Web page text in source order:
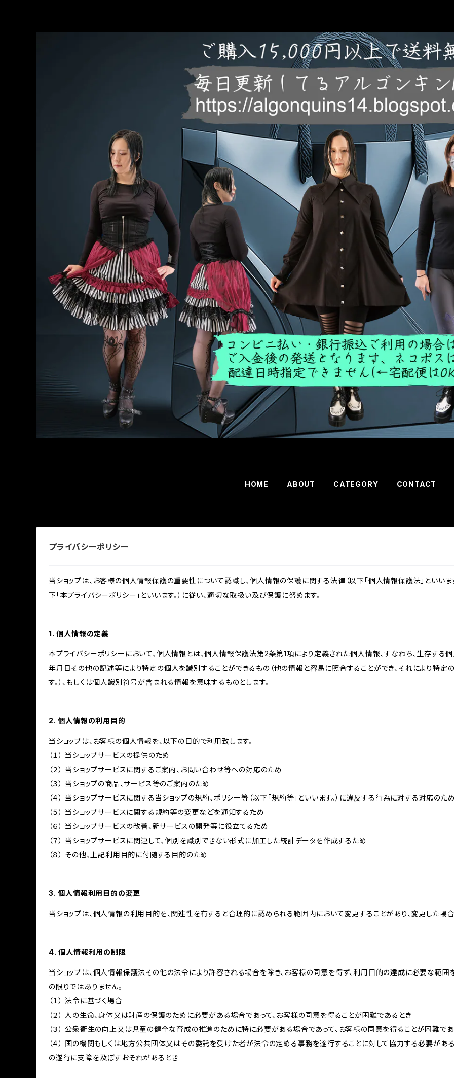
HOME ABOUT CATEGORY CONTACT
プライバシーポリシー
当ショップは、お客様の個人情報保護の重要性について認識し、個人情報の保護に関する法律（以下「個人情報保護法」といいま
下「本プライバシーポリシー」といいます。）に従い、適切な取扱い及び保護に努めます。
1. 個人情報の定義
本プライバシーポリシーにおいて、個人情報とは、個人情報保護法第2条第1項により定義された個人情報、すなわち、生存する
年月日その他の記述等により特定の個人を識別することができるもの（他の情報と容易に照合することができ、それにより特定
す。）、もしくは個人識別符号が含まれる情報を意味するものとします。
2. 個人情報の利用目的
当ショップは、お客様の個人情報を、以下の目的で利用致します。
（１） 当ショップサービスの提供のため
（２） 当ショップサービスに関するご案内、お問い合わせ等への対応のため
（３） 当ショップの商品、サービス等のご案内のため
（４） 当ショップサービスに関する当ショップの規約、ポリシー等（以下「規約等」といいます。）に違反する行為に対する対応のた
（５） 当ショップサービスに関する規約等の変更などを通知するため
（６） 当ショップサービスの改善、新サービスの開発等に役立てるため
（７） 当ショップサービスに関連して、個別を識別できない形式に加工した統計データを作成するため
（８） その他、上記利用目的に付随する目的のため
3. 個人情報利用目的の変更
当ショップは、個人情報の利用目的を、関連性を有すると合理的に認められる範囲内において変更することがあり、変更した場
4. 個人情報利用の制限
当ショップは、個人情報保護法その他の法令により許容される場合を除き、お客様の同意を得ず、利用目的の達成に必要な範囲
の限りではありません。
（１） 法令に基づく場合
（２） 人の生命、身体又は財産の保護のために必要がある場合であって、お客様の同意を得ることが困難であるとき
（３） 公衆衛生の向上又は児童の健全な育成の推進のために特に必要がある場合であって、お客様の同意を得ることが困難で
（４） 国の機関もしくは地方公共団体又はその委託を受けた者が法令の定める事務を遂行することに対して協力する必要があ
の遂行に支障を及ぼすおそれがあるとき